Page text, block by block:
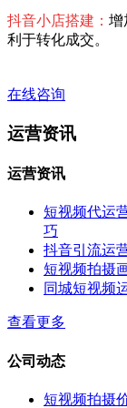
抖音小店搭建： 增
利于转化成交。
在线咨询
运营资讯
运营资讯
短视频代运
巧
抖音引流运
短视频拍摄
同城短视频
查看更多
公司动态
短视频拍摄